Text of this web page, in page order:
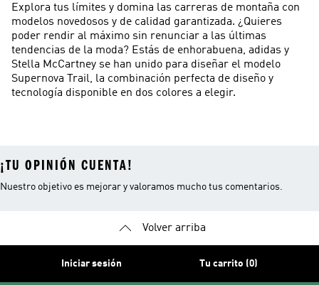
Explora tus límites y domina las carreras de montaña con
modelos novedosos y de calidad garantizada. ¿Quieres
poder rendir al máximo sin renunciar a las últimas
tendencias de la moda? Estás de enhorabuena, adidas y
Stella McCartney se han unido para diseñar el modelo
Supernova Trail, la combinación perfecta de diseño y
tecnología disponible en dos colores a elegir.
¡TU OPINIÓN CUENTA!
Nuestro objetivo es mejorar y valoramos mucho tus comentarios.
Volver arriba
Iniciar sesión Tu carrito (0)